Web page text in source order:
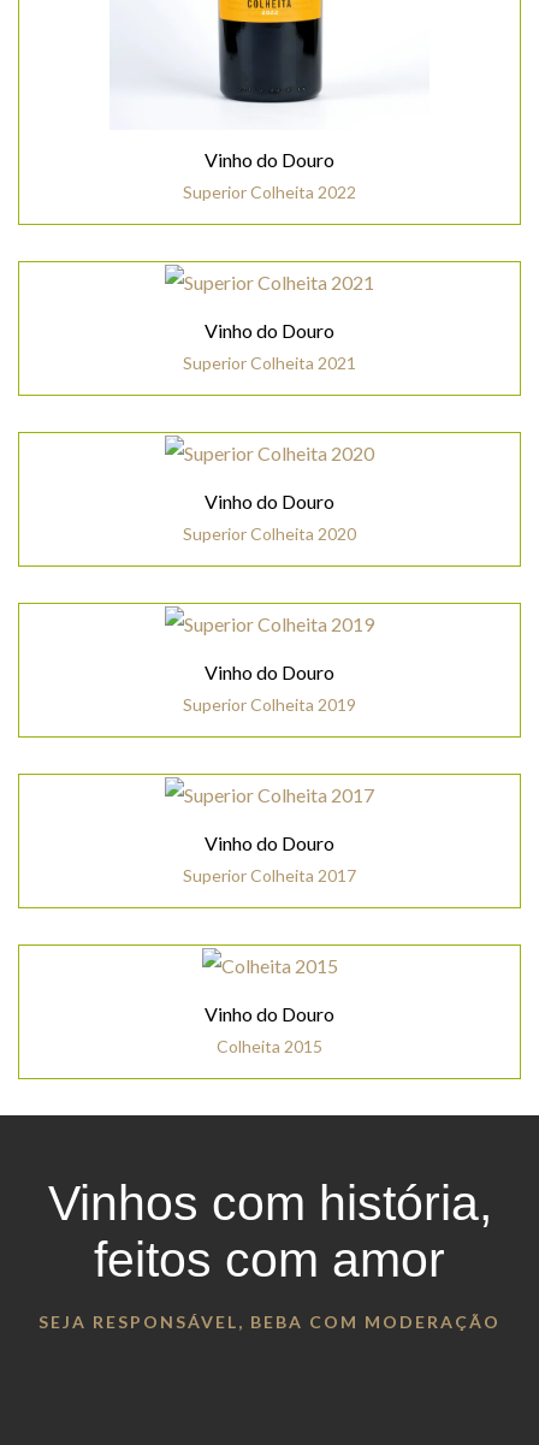
Vinho do Douro
Superior Colheita 2022
Vinho do Douro
Superior Colheita 2021
Vinho do Douro
Superior Colheita 2020
Vinho do Douro
Superior Colheita 2019
Vinho do Douro
Superior Colheita 2017
Vinho do Douro
Colheita 2015
Vinhos com história,
feitos com amor
SEJA RESPONSÁVEL, BEBA COM MODERAÇÃO